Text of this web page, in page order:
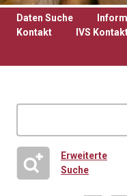
Daten Suche
Kontakt
IVS
Erweiterte
Suche